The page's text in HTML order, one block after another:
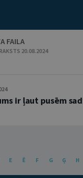
FAILA
20.08.2024
ir ļaut pusēm
E Ē F G Ģ H